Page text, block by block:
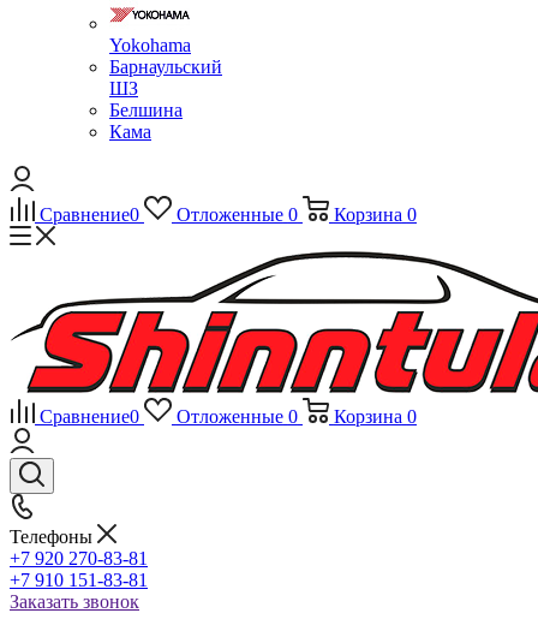
Yokohama
Барнаульский
ШЗ
Белшина
Кама
Сравнение0 Отложенные 0 Корзина 0
Сравнение0 Отложенные 0 Корзина 0
Телефоны
+7 920 270-83-81
+7 910 151-83-81
Заказать звонок